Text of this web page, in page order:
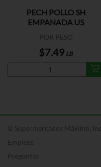
PECH POLLO SH
EMPANADA US
POR PESO
$7.49 LB
© Supermercados Máximo, Inc.
Empleos
Preguntas